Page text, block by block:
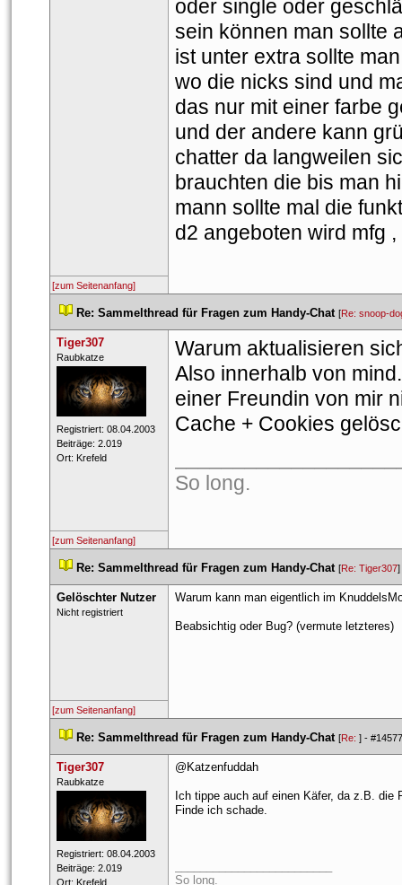
oder single oder
ein können man sollte
ist unter extra sollte
wo die nicks sind und
das nur mit einer farbe
und der andere kann
chatter da langweilen
brauchten die bis man
mann sollte mal die
d2 angeboten wird mfg
[zum Seitenanfang]
Re: Sammelthread für Fragen zum Handy-Chat [Re: snoop-
Tiger307
​Raubkatze
Registriert: 08.04.2003
Beiträge: 2.019
Ort: Krefeld
Warum aktualisieren
Also innerhalb von
einer Freundin von mir
Cache + Cookies
So long.
[zum Seitenanfang]
Re: Sammelthread für Fragen zum Handy-Chat [Re: Tiger307
Gelöschter Nutzer
Nicht registriert
Warum kann man eigentlich im
Beabsichtig oder Bug? (vermute letzteres)
[zum Seitenanfang]
Re: Sammelthread für Fragen zum Handy-Chat [Re: ] -
Tiger307
​Raubkatze
Registriert: 08.04.2003
Beiträge: 2.019
Ort: Krefeld
@Katzenfuddah
Ich tippe auch auf einen Käfer, da z.B. die
Finde ich schade.
So long.